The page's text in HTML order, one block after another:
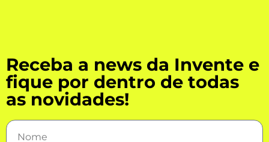
Receba a news da Invente e
fique por dentro de todas
as novidades!